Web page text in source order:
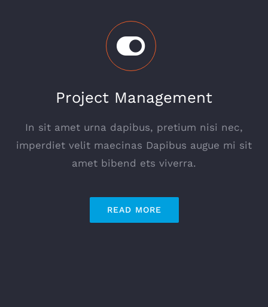
Project Management
In sit amet urna dapibus, pretium nisi nec,
imperdiet velit maecinas Dapibus augue mi sit
amet bibend ets viverra.
READ MORE